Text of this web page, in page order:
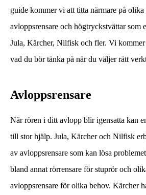
guide kommer vi att titta närmare på
avloppsrensare och högtryckstvättar som
Jula, Kärcher, Nilfisk och fler. Vi kommer
vad du bör tänka på när du väljer rätt
Avloppsrensare
När rören i ditt avlopp blir igensatta kan
till stor hjälp. Jula, Kärcher och Nilfisk
av avloppsrensare som kan lösa
bland annat rörrensare för stuprör och
avloppsrensare för olika behov. Kärcher